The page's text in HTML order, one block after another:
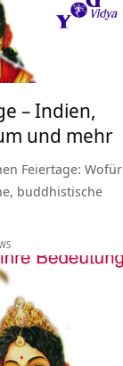
– Indien,
und mehr
Feiertage: Wofür
buddhistische